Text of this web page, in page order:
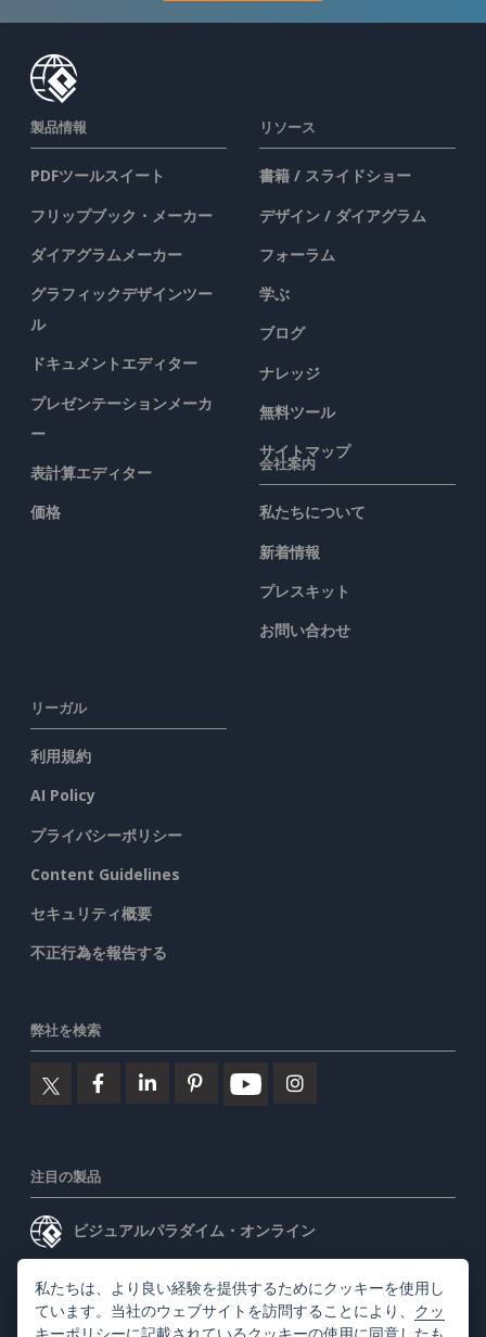
製品情報
PDFツールスイート
フリップブック・メーカー
ダイアグラムメーカー
グラフィックデザインツー
ル
ドキュメントエディター
プレゼンテーションメーカ
ー
表計算エディター
価格
リソース
書籍 / スライドショー
デザイン / ダイアグラム
フォーラム
学ぶ
ブログ
ナレッジ
無料ツール
サイトマップ
会社案内
私たちについて
新着情報
プレスキット
お問い合わせ
リーガル
利用規約
AI Policy
プライバシーポリシー
Content Guidelines
セキュリティ概要
不正行為を報告する
弊社を検索
注目の製品
ビジュアルパラダイム・オンライン
ビジュアルパラダイムデスクトップ
私たちは、より良い経験を提供するためにクッキーを使用し
ています。当社のウェブサイトを訪問することにより、 クッ